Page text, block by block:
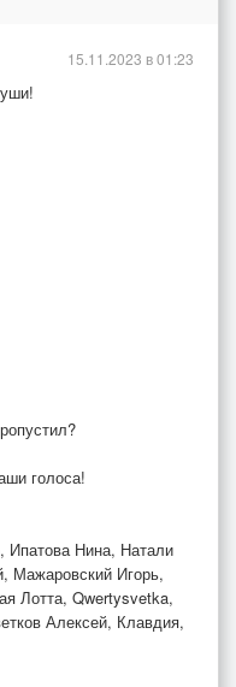
голоса!
Ипатова Нина, Натали
Мажаровский Игорь,
Лотта, Qwertysvetka,
Алексей, Клавдия,
15.11.2023 в 01:23